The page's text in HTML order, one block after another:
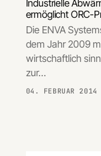
Industrielle
ermöglicht ORC-
Die ENVA
dem Jahr 2009
wirtschaftlich
zur…
04. FEBRUAR 2014